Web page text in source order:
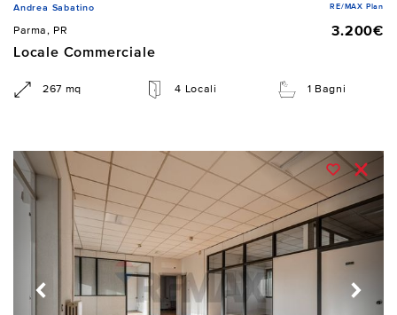
Andrea Sabatino RE/MAX Plan
Parma, PR
3.200€
Locale Commerciale
267 mq 4 Locali 1 Bagni